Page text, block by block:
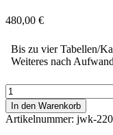
480,00 €
Bis zu vier Tabellen/
Weiteres nach
Trauermusik
Menge
In den Warenkorb
Artikelnummer: jwk-